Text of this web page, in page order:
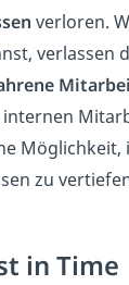
verloren.
verlassen
internen
Möglichkeit,
zu
in Time